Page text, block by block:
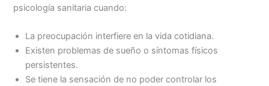
psicología sanitaria cuando:
La preocupación interfiere en la vida cotidiana.
Existen problemas de sueño o síntomas físicos
persistentes.
Se tiene la sensación de no poder controlar los